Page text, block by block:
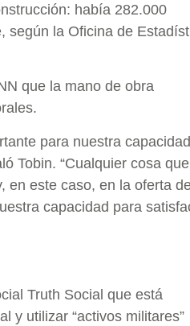
había 282.000
según la Oficina de
que la mano de obra
para nuestra
Tobin. “Cualquier cosa que
en este caso, en la oferta
capacidad para
Truth Social que está
y utilizar “activos militares”